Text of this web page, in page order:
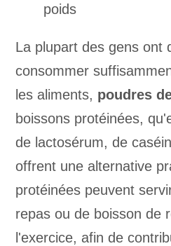
poids
La plupart des gens ont
consommer
les aliments, poudres
boissons protéinées,
de lactosérum, de
offrent une alternative
protéinées peuvent
repas ou de boisson de
l'exercice, afin de